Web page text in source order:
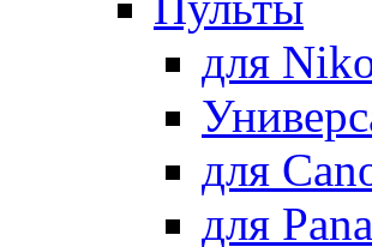
для
для
для